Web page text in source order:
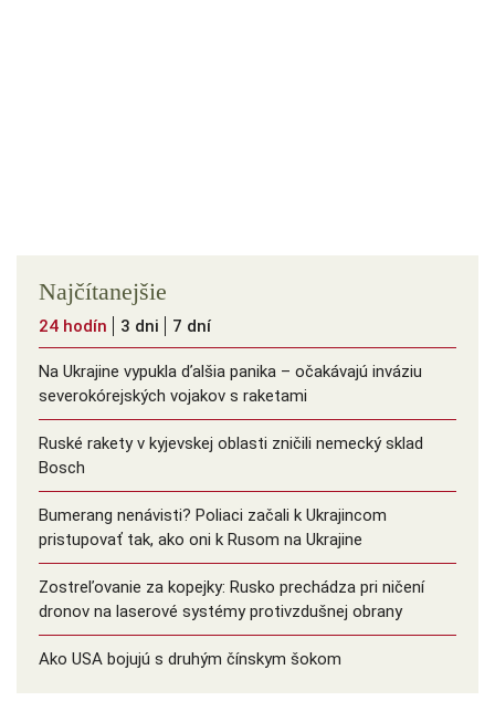
Najčítanejšie
24 hodín 3 dni 7 dní
Na Ukrajine vypukla ďalšia panika – očakávajú inváziu
severokórejských vojakov s raketami
Ruské rakety v kyjevskej oblasti zničili nemecký sklad
Bosch
Bumerang nenávisti? Poliaci začali k Ukrajincom
pristupovať tak, ako oni k Rusom na Ukrajine
Zostreľovanie za kopejky: Rusko prechádza pri ničení
dronov na laserové systémy protivzdušnej obrany
Ako USA bojujú s druhým čínskym šokom